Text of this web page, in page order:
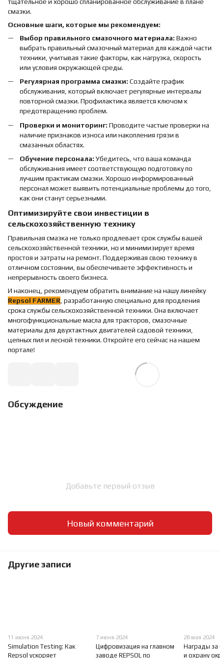
смазки.
Основные шаги, которые мы рекомендуем:
Выбор правильного смазочного материала: Важно
выбрать правильный смазочный материал для каждой части
техники, учитывая такие факторы, как нагрузка, скорость
или условия окружающей среды.
Регулярная программа смазки: Создайте график
обслуживания, который включает регулярные интервалы
повторной смазки. Профилактика является ключом к
предотвращению проблем.
Проверки и мониторинг: Проводите частые проверки на
наличие признаков износа или накопления грязи в
смазанных областях.
Обучение персонала:Убедитесь, что ваша команда
обслуживания имеет соответствующую подготовку по
лучшим практикам смазки. Хорошо информированный
персонал может выявить потенциальные проблемы до того,
как они станут серьезными.
Оптимизируйте свои инвестиции в
сельскохозяйственную технику
Правильная смазка не только продлевает срок службы вашей
сельскохозяйственной техники, но и минимизирует время
простоя и затраты на ремонт. Поддерживая свою технику в
отличном состоянии, вы обеспечиваете эффективность и
непрерывность своего бизнеса.
И наконец, рекомендуем обратить внимание на нашу линейку
Repsol FARMER , разработанную специально для продления
срока службы сельскохозяйственной техники. Она включает
многофункциональные масла для тракторов, смазочные
материалы для двухтактных двигателей садовой техники,
цепных пил и лесной техники. Откройте его сейчас на нашем
портале!
Обсуждение
Добавьте первый отзыв
Новый комментарий
Другие записи
11 июня 2024
Simulation Testing: Как
Repsol ускоряет
7 июня 2024
Цифровизация на главном
заводе REPSOL по
28 мая 2024
Награды за
и охрану